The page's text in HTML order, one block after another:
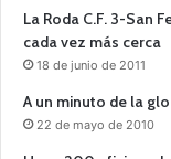
La Roda C.F. 3-San
cada vez más cerca
18 de junio de 2011
A un minuto de la
22 de mayo de 2010